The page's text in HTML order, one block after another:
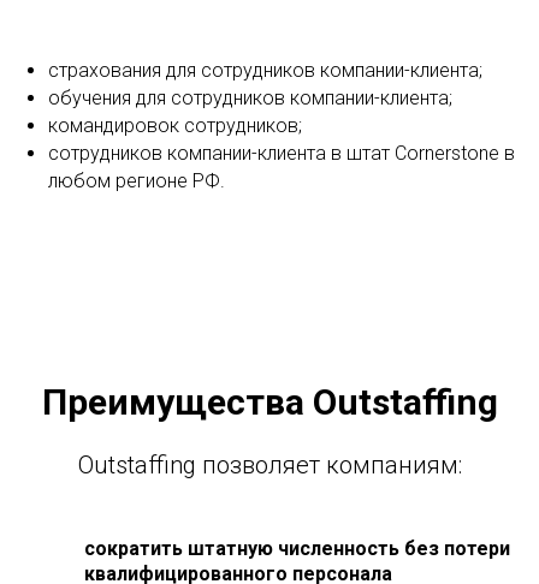
страхования для сотрудников компании-клиента;
обучения для сотрудников компании-клиента;
командировок сотрудников;
сотрудников компании-клиента в штат Cornerstone в
любом регионе РФ.
Преимущества Outstaffing
Outstaffing позволяет компаниям:
сократить штатную численность без потери
квалифицированного персонала